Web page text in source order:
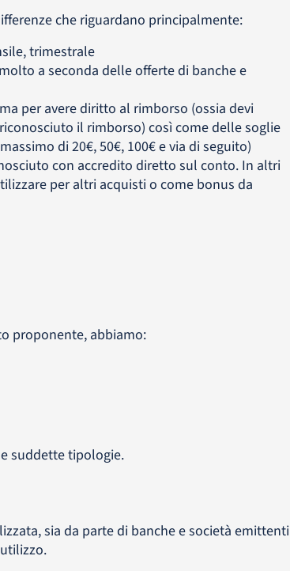
che riguardano principalmente:
trimestrale
a seconda delle offerte di banche e
per avere diritto al rimborso (ossia devi
il rimborso) così come delle soglie
di 20€, 50€, 100€ e via di seguito)
con accredito diretto sul conto. In altri
per altri acquisti o come bonus da
proponente, abbiamo:
suddette tipologie.
sia da parte di banche e società emittenti